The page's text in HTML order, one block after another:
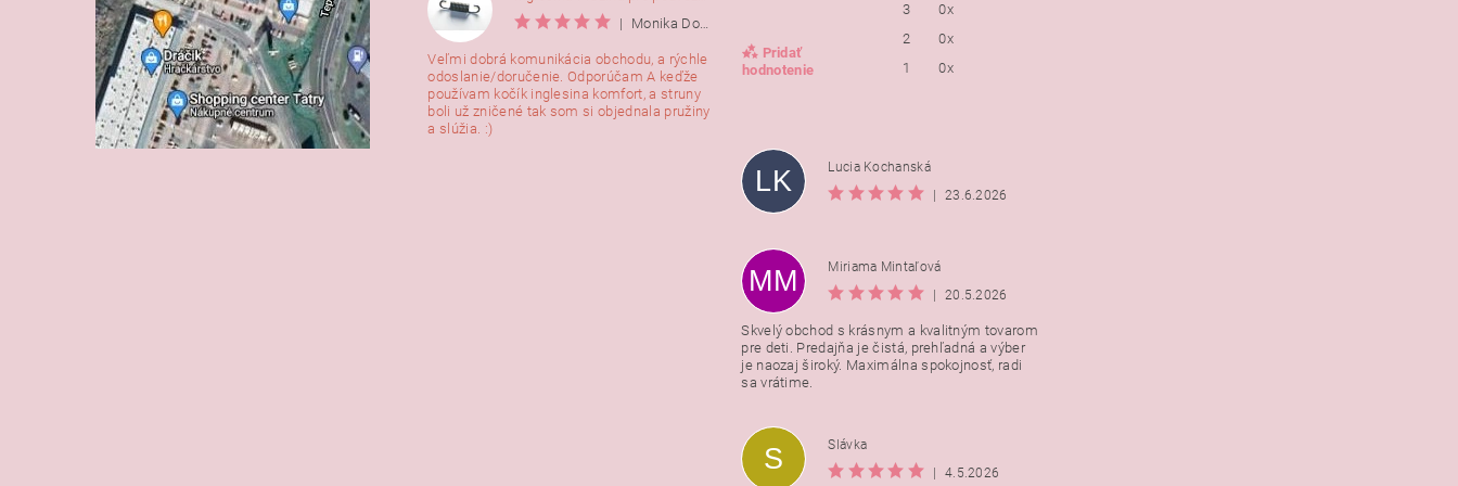
|
Monika Dorušáková
Veľmi dobrá komunikácia obchodu, a rýchle
odoslanie/doručenie. Odporúčam A keďže
používam kočík inglesina komfort, a struny
boli už zničené tak som si objednala pružiny
a slúžia. :)
Pridať
hodnotenie
3
0x
2
0x
1
0x
Vložením hodnotenie súhlasíte s
podmienkami ochrany osobných
LK
Lucia Kochanská
23.6.2026
MM
Miriama Mintaľová
20.5.2026
Skvelý obchod s krásnym a kvalitným tovarom
pre deti. Predajňa je čistá, prehľadná a výber
je naozaj široký. Maximálna spokojnosť, radi
sa vrátime.
S
Slávka
4.5.2026